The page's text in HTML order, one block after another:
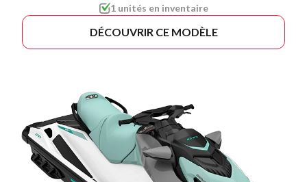
1 unités en inventaire
DÉCOUVRIR CE MODÈLE